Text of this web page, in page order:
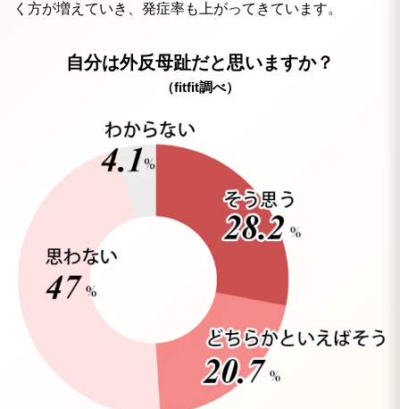
く方が増えていき、発症率も上がってきています。
自分は外反母趾だと思いますか？
（fitfit調べ）